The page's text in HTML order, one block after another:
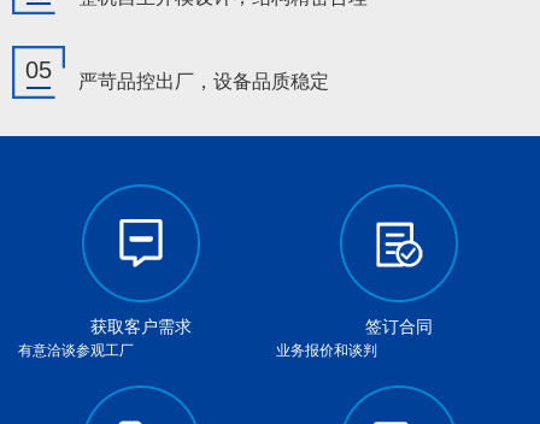
05 严苛品控出厂，设备品质稳定
获取客户需求
有意洽谈参观工厂
签订合同
业务报价和谈判